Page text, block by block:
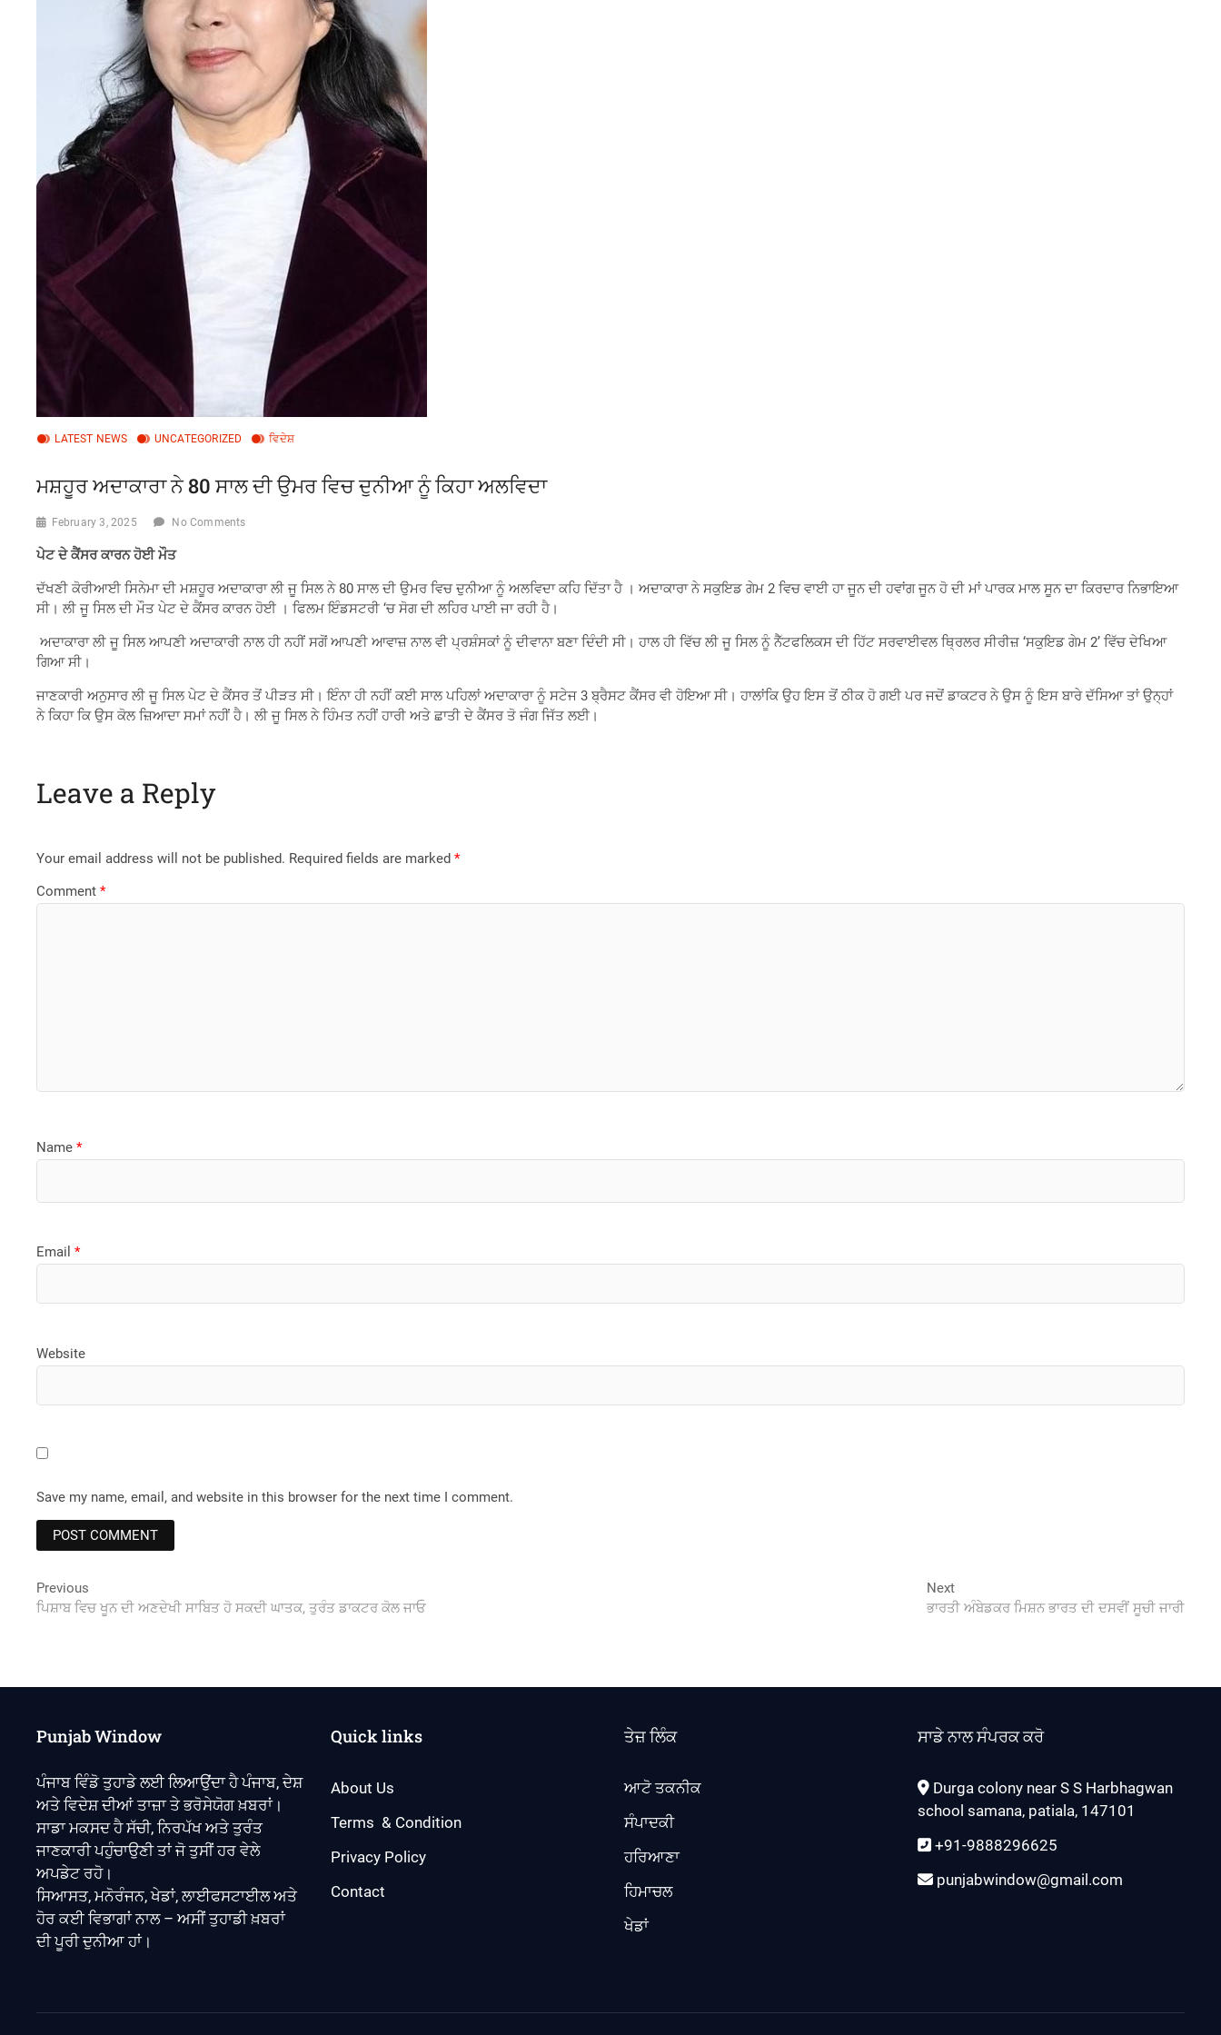
LATEST NEWS UNCATEGORIZED ਵਿਦੇਸ਼
ਮਸ਼ਹੂਰ ਅਦਾਕਾਰਾ ਨੇ 80 ਸਾਲ ਦੀ ਉਮਰ ਵਿਚ ਦੁਨੀਆ ਨੂੰ ਕਿਹਾ ਅਲਵਿਦਾ
February 3, 2025 No Comments
ਪੇਟ ਦੇ ਕੈਂਸਰ ਕਾਰਨ ਹੋਈ ਮੌਤ
ਦੱਖਣੀ ਕੋਰੀਆਈ ਸਿਨੇਮਾ ਦੀ ਮਸ਼ਹੂਰ ਅਦਾਕਾਰਾ ਲੀ ਜੂ ਸਿਲ ਨੇ 80 ਸਾਲ ਦੀ ਉਮਰ ਵਿਚ ਦੁਨੀਆ ਨੂੰ ਅਲਵਿਦਾ ਕਹਿ ਦਿੱਤਾ ਹੈ । ਅਦਾਕਾਰਾ ਨੇ ਸਕੁਇਡ ਗੇਮ 2 ਵਿਚ ਵਾਈ ਹਾ ਜੂਨ ਦੀ ਹਵਾਂਗ ਜੂਨ ਹੋ ਦੀ ਮਾਂ ਪਾਰਕ ਮਾਲ ਸੂਨ ਦਾ ਕਿਰਦਾਰ ਨਿਭਾਇਆ
ਸੀ। ਲੀ ਜੂ ਸਿਲ ਦੀ ਮੌਤ ਪੇਟ ਦੇ ਕੈਂਸਰ ਕਾਰਨ ਹੋਈ । ਫਿਲਮ ਇੰਡਸਟਰੀ ‘ਚ ਸੋਗ ਦੀ ਲਹਿਰ ਪਾਈ ਜਾ ਰਹੀ ਹੈ।
ਅਦਾਕਾਰਾ ਲੀ ਜੂ ਸਿਲ ਆਪਣੀ ਅਦਾਕਾਰੀ ਨਾਲ ਹੀ ਨਹੀਂ ਸਗੋਂ ਆਪਣੀ ਆਵਾਜ਼ ਨਾਲ ਵੀ ਪ੍ਰਸ਼ੰਸਕਾਂ ਨੂੰ ਦੀਵਾਨਾ ਬਣਾ ਦਿੰਦੀ ਸੀ। ਹਾਲ ਹੀ ਵਿੱਚ ਲੀ ਜੂ ਸਿਲ ਨੂੰ ਨੈੱਟਫਲਿਕਸ ਦੀ ਹਿੱਟ ਸਰਵਾਈਵਲ ਥ੍ਰਿਲਰ ਸੀਰੀਜ਼ ‘ਸਕੁਇਡ ਗੇਮ 2’ ਵਿੱਚ ਦੇਖਿਆ
ਗਿਆ ਸੀ।
ਜਾਣਕਾਰੀ ਅਨੁਸਾਰ ਲੀ ਜੂ ਸਿਲ ਪੇਟ ਦੇ ਕੈਂਸਰ ਤੋਂ ਪੀੜਤ ਸੀ। ਇੰਨਾ ਹੀ ਨਹੀਂ ਕਈ ਸਾਲ ਪਹਿਲਾਂ ਅਦਾਕਾਰਾ ਨੂੰ ਸਟੇਜ 3 ਬ੍ਰੈਸਟ ਕੈਂਸਰ ਵੀ ਹੋਇਆ ਸੀ। ਹਾਲਾਂਕਿ ਉਹ ਇਸ ਤੋਂ ਠੀਕ ਹੋ ਗਈ ਪਰ ਜਦੋਂ ਡਾਕਟਰ ਨੇ ਉਸ ਨੂੰ ਇਸ ਬਾਰੇ ਦੱਸਿਆ ਤਾਂ ਉਨ੍ਹਾਂ
ਨੇ ਕਿਹਾ ਕਿ ਉਸ ਕੋਲ ਜ਼ਿਆਦਾ ਸਮਾਂ ਨਹੀਂ ਹੈ। ਲੀ ਜੂ ਸਿਲ ਨੇ ਹਿੰਮਤ ਨਹੀਂ ਹਾਰੀ ਅਤੇ ਛਾਤੀ ਦੇ ਕੈਂਸਰ ਤੋ ਜੰਗ ਜਿੱਤ ਲਈ।
Leave a Reply
Your email address will not be published. Required fields are marked*
Comment*
Name*
Email*
Website
Save my name, email, and website in this browser for the next time I comment.
Post
navigation
Previous
post:
ਪਿਸ਼ਾਬ ਵਿਚ ਖੂਨ ਦੀ ਅਣਦੇਖੀ ਸਾਬਿਤ ਹੋ ਸਕਦੀ ਘਾਤਕ, ਤੁਰੰਤ ਡਾਕਟਰ ਕੋਲ ਜਾਓ
NextNext
post:
ਭਾਰਤੀ ਅੰਬੇਡਕਰ ਮਿਸ਼ਨ ਭਾਰਤ ਦੀ ਦਸਵੀਂ ਸੂਚੀ ਜਾਰੀ
Punjab Window
ਪੰਜਾਬ ਵਿੰਡੋ ਤੁਹਾਡੇ ਲਈ ਲਿਆਉਂਦਾ ਹੈ ਪੰਜਾਬ, ਦੇਸ਼
ਅਤੇ ਵਿਦੇਸ਼ ਦੀਆਂ ਤਾਜ਼ਾ ਤੇ ਭਰੋਸੇਯੋਗ ਖ਼ਬਰਾਂ।
ਸਾਡਾ ਮਕਸਦ ਹੈ ਸੱਚੀ, ਨਿਰਪੱਖ ਅਤੇ ਤੁਰੰਤ
ਜਾਣਕਾਰੀ ਪਹੁੰਚਾਉਣੀ ਤਾਂ ਜੋ ਤੁਸੀਂ ਹਰ ਵੇਲੇ
ਅਪਡੇਟ ਰਹੋ।
ਸਿਆਸਤ, ਮਨੋਰੰਜਨ, ਖੇਡਾਂ, ਲਾਈਫਸਟਾਈਲ ਅਤੇ
ਹੋਰ ਕਈ ਵਿਭਾਗਾਂ ਨਾਲ – ਅਸੀਂ ਤੁਹਾਡੀ ਖ਼ਬਰਾਂ
ਦੀ ਪੂਰੀ ਦੁਨੀਆ ਹਾਂ।
Quick links
About Us
Terms & Condition
Privacy Policy
Contact
ਤੇਜ਼ ਲਿੰਕ
ਆਟੋ ਤਕਨੀਕ
ਸੰਪਾਦਕੀ
ਹਰਿਆਣਾ
ਹਿਮਾਚਲ
ਖੇਡਾਂ
ਸਾਡੇ ਨਾਲ ਸੰਪਰਕ ਕਰੋ
Durga colony near S S Harbhagwan
school samana, patiala, 147101
+91-9888296625
punjabwindow@gmail.com